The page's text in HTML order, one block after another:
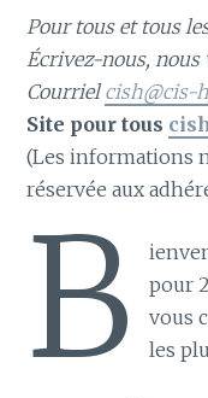
Pour tous et tous
Écrivez-nous, nous
Courriel cish@cis-
Site pour tous
(Les informations
réservée aux
B
pour
vous
les